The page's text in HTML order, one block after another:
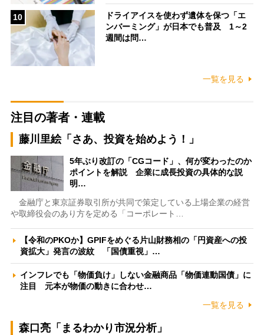
10
ドライアイスを使わず遺体を保つ「エ
ンバーミング」が日本でも普及 1～2
週間は問…
一覧を見る
注目の著者・連載
藤川里絵「さあ、投資を始めよう！」
5年ぶり改訂の「CGコード」、何が変わったのか
ポイントを解説 企業に成長投資の具体的な説
明…
金融庁と東京証券取引所が共同で策定している上場企業の経営
や取締役会のあり方を定める「コーポレート…
【令和のPKOか】GPIFをめぐる片山財務相の「円資産への投
資拡大」発言の波紋 「国債重視」…
インフレでも「物価負け」しない金融商品「物価連動国債」に
注目 元本が物価の動きに合わせ…
一覧を見る
森口亮「まるわかり市況分析」